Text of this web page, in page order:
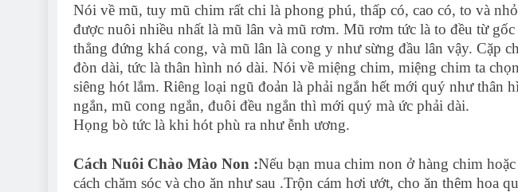
Nói về mũ, tuy mũ chim rất chi là phong phú, thấp có, cao có, to và
được nuôi nhiều nhất là mũ lân và mũ rơm. Mũ rơm tức là to đều từ
thẳng đứng khá cong, và mũ lân là cong y như sừng đầu lân vậy. Cặp
đòn dài, tức là thân hình nó dài. Nói về miệng chim, miệng chim ta
siêng hót lắm. Riêng loại ngũ đoản là phải ngắn hết mới quý như thân
ngắn, mũ cong ngắn, đuôi đều ngắn thì mới quý mà ức phải dài.
Họng bò tức là khi hót phù ra như ễnh ương.
Cách Nuôi Chào Mào Non :Nếu bạn mua chim non ở hàng chim
cách chăm sóc và cho ăn như sau .Trộn cám hơi ướt, cho ăn thêm hoa